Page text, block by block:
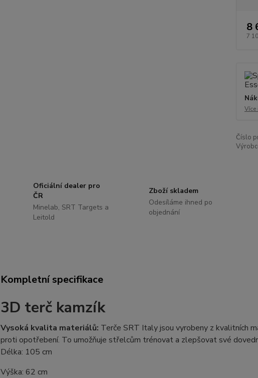
8
7
Číslo
Oficiální dealer pro
ČR
Minelab, SRT Targets a
Leitold
Zboží skladem
Odesíláme ihned po
objednání
Kompletní specifikace
3D terč kamzík
Vysoká kvalita materiálů: Terče SRT Italy jsou vyrobeny z kvalitních
proti opotřebení. To umožňuje střelcům trénovat a zlepšovat své
Délka: 105 cm
Výška: 62 cm